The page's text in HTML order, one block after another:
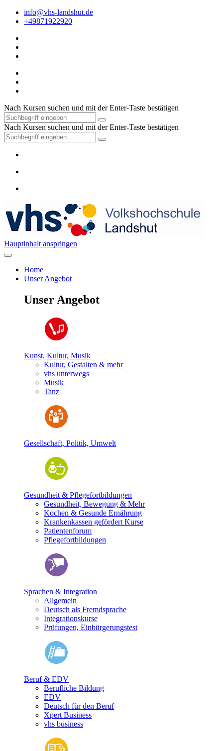
info@vhs-landshut.de
+49871922920
Nach Kursen suchen und mit der Enter-Taste bestätigen
Nach Kursen suchen und mit der Enter-Taste bestätigen
Hauptinhalt anspringen
Home
Unser Angebot
Unser Angebot
Kunst, Kultur, Musik
Kultur, Gestalten & mehr
vhs unterwegs
Musik
Tanz
Gesellschaft, Politik, Umwelt
Gesundheit & Pflegefortbildungen
Gesundheit, Bewegung & Mehr
Kochen & Gesunde Ernährung
Krankenkassen gefördert Kurse
Patientenforum
Pflegefortbildungen
Sprachen & Integration
Allgemein
Deutsch als Fremdsprache
Integrationskurse
Prüfungen, Einbürgerungstest
Beruf & EDV
Berufliche Bildung
EDV
Deutsch für den Beruf
Xpert Business
vhs business